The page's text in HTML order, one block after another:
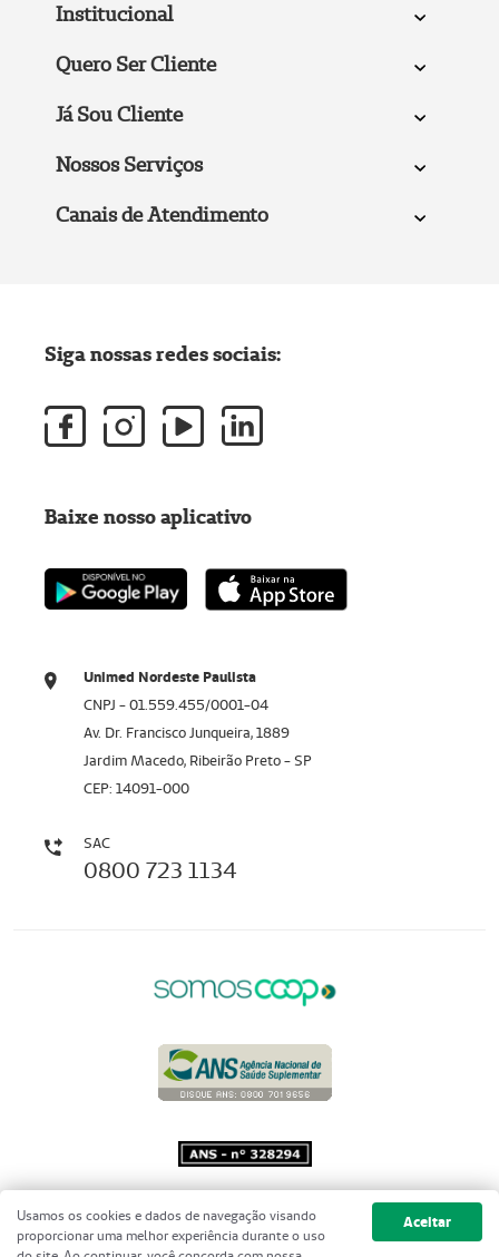
Institucional
Quero Ser Cliente
Já Sou Cliente
Nossos Serviços
Canais de Atendimento
Unimed Nordeste Paulista
CNPJ - 01.559.455/0001-04
Av. Dr. Francisco Junqueira, 1889
Jardim Macedo, Ribeirão Preto - SP
CEP: 14091-000
SAC
0800 723 1134
Siga nossas redes sociais:
Baixe nosso aplicativo
Copyright 2001 - 2026 Unimed do
Brasil - Todos os direitos reservados
Usamos os cookies e dados de navegação visando
proporcionar uma melhor experiência durante o uso
Aceitar